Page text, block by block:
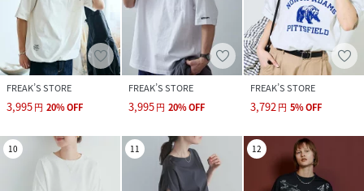
FREAK’S STORE
3,995円 20%OFF
FREAK’S STORE
3,995円 20%OFF
FREAK’S STORE
3,792 円 5%OFF
10 11 12